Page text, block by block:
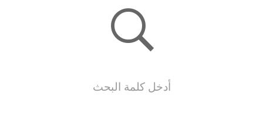
أدخل كلمة البحث